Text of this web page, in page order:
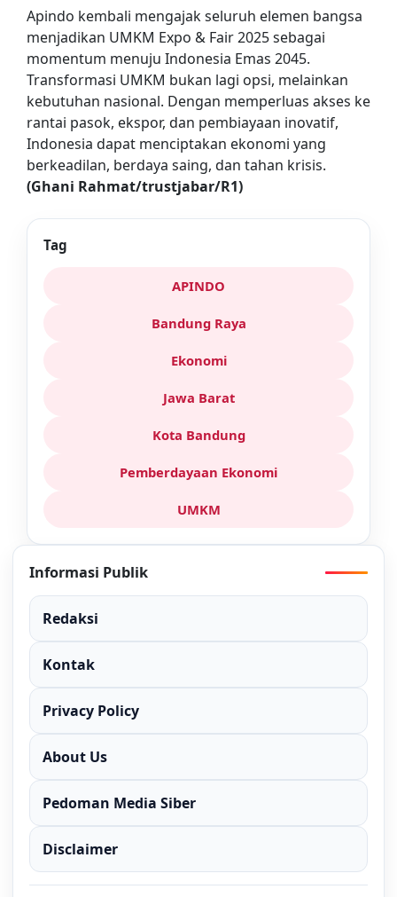
Apindo kembali mengajak seluruh elemen bangsa
menjadikan UMKM Expo & Fair 2025 sebagai
momentum menuju Indonesia Emas 2045.
Transformasi UMKM bukan lagi opsi, melainkan
kebutuhan nasional. Dengan memperluas akses ke
rantai pasok, ekspor, dan pembiayaan inovatif,
Indonesia dapat menciptakan ekonomi yang
berkeadilan, berdaya saing, dan tahan krisis.
(Ghani Rahmat/trustjabar/R1)
Tag
APINDO
Bandung Raya
Ekonomi
Jawa Barat
Kota Bandung
Pemberdayaan Ekonomi
UMKM
Informasi Publik
Redaksi
Kontak
Privacy Policy
About Us
Pedoman Media Siber
Disclaimer